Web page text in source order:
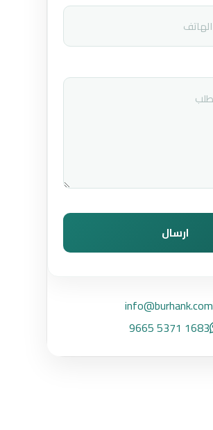
ارسال
info@burhank.com
1683 5371 9665